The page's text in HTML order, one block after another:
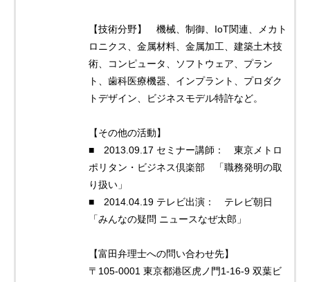
【技術分野】 機械、制御、IoT関連、メカト
ロニクス、金属材料、金属加工、建築土木技
術、コンピュータ、ソフトウェア、プラン
ト、歯科医療機器、インプラント、プロダク
トデザイン、ビジネスモデル特許など。
【その他の活動】
■ 2013.09.17 セミナー講師： 東京メトロ
ポリタン・ビジネス倶楽部 「職務発明の取
り扱い」
■ 2014.04.19 テレビ出演： テレビ朝日
「みんなの疑問 ニュースなぜ太郎」
【富田弁理士への問い合わせ先】
〒105-0001 東京都港区虎ノ門1-16-9 双葉ビ